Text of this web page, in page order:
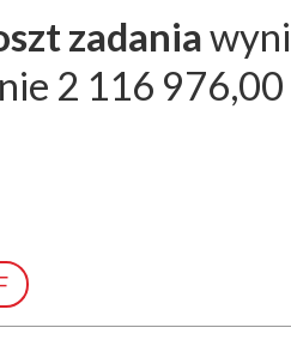
zadania
2 116 976,00